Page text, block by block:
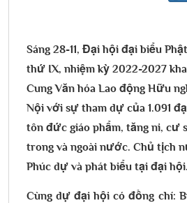
Sáng 28-11, Đại hội đại biểu
thứ IX, nhiệm kỳ 2022-2027
Cung Văn hóa Lao động Hữu
Nội với sự tham dự của 1.091
tôn đức giáo phẩm, tăng ni, cư
trong và ngoài nước. Chủ tịch
Phúc dự và phát biểu tại đại hội.
Cùng dự đại hội có đồng chí: